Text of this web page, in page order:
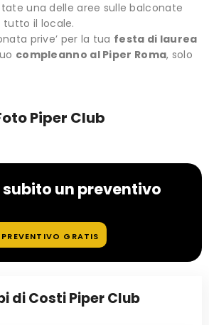
una delle aree sulle balconate
tutto il locale.
prive’ per la tua festa di laurea
compleanno al Piper Roma, solo
Piper Club
subito un preventivo
PREVENTIVO GRATIS
di Costi Piper Club